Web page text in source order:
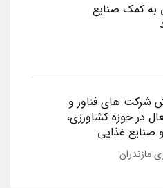
به کمک صنایع
شرکت های فناور و
در حوزه کشاورزی،
صنایع غذایی
مازندران